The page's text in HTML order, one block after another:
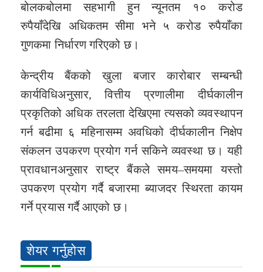
बोलकबोलमा सहभागी हुन न्यूनतम १० करोड
रुपैयाँदेखि अधिकतम सीमा भने ५ करोड रुपैयाँका
गुणकमा निर्धारण गरिएको छ।
केन्द्रीय बैंकको खुला बजार कारोबार सम्बन्धी
कार्यविधिअनुसार, वित्तीय प्रणालीमा दीर्घकालीन
प्रकृतिको अधिक तरलता देखिएमा त्यसको व्यवस्थापन
गर्न बढीमा ६ महिनासम्म अवधिको दीर्घकालीन निक्षेप
संकलन उपकरण प्रयोग गर्न सकिने व्यवस्था छ। यही
प्रावधानअनुसार राष्ट्र बैंकले समय–समयमा यस्तो
उपकरण प्रयोग गर्दै बजारमा ब्याजदर स्थिरता कायम
गर्ने प्रयास गर्दै आएको छ।
शेयर गर्नुहोस